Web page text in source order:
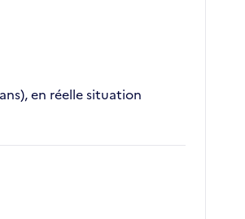
en réelle situation